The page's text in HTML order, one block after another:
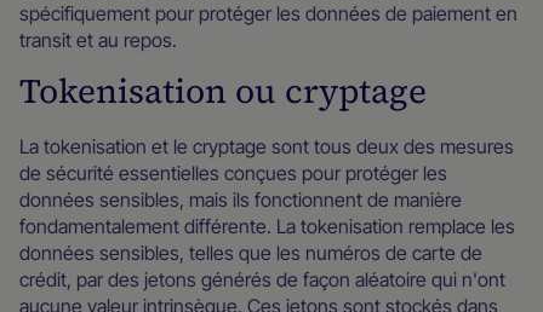
spécifiquement pour protéger les données de paiement en
transit et au repos.
Tokenisation ou cryptage
La tokenisation et le cryptage sont tous deux des mesures
de sécurité essentielles conçues pour protéger les
données sensibles, mais ils fonctionnent de manière
fondamentalement différente. La tokenisation remplace les
données sensibles, telles que les numéros de carte de
crédit, par des jetons générés de façon aléatoire qui n'ont
aucune valeur intrinsèque. Ces jetons sont stockés dans